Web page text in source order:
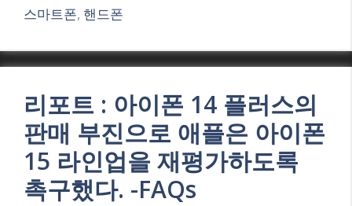
스마트폰, 핸드폰
리포트 : 아이폰 14 플러스의
판매 부진으로 애플은 아이폰
15 라인업을 재평가하도록
촉구했다. -FAQs